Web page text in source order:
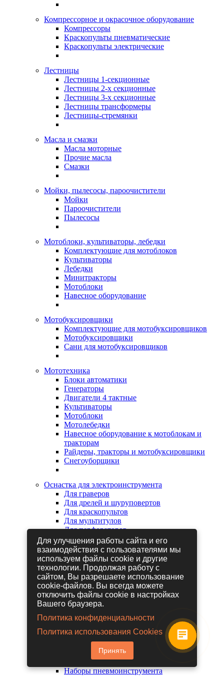
Компрессорное и окрасочное оборудование
Компрессоры
Краскопульты пневматические
Краскопульты электрические
Лестницы
Лестницы 1-секционные
Лестницы 2-х секционные
Лестницы 3-х секционные
Лестницы трансформеры
Лестницы-стремянки
Масла и смазки
Масла моторные
Прочие масла
Смазки
Мойки, пылесосы, пароочистители
Мойки
Пароочистители
Пылесосы
Мотоблоки, культиваторы, лебедки
Комплектующие для мотоблоков
Культиваторы
Лебедки
Минитракторы
Мотоблоки
Навесное оборудование
Мотобуксировщики
Комплектующие для мотобуксировщиков
Мотобуксировщики
Сани для мотобуксировщиков
Мототехника
Блоки автоматики
Генераторы
Двигатели 4 тактные
Культиваторы
Мотоблоки
Мотолебедки
Навесное оборудование к мотоблокам и
тракторам
Райдеры, тракторы и мотобуксировщики
Снегоуборщики
Оснастка для электроинструмента
Для граверов
Для дрелей и шуруповертов
Для краскопультов
Для мультитулов
Для перфораторов
Для сабельных пил
Для строительных фенов
Для фрезеров
Для шлифовальных машин
Для электрических лобзиков
Для электрических ножниц
Для электрических пил
Для электрических рубанков
Гайковерты пневматические
Дрели пневматические
Другие пневмоинструменты
Заклепочники пневматические
Наборы пневмоинструмента
Для улучшения работы сайта и его
взаимодействия с пользователями мы
используем файлы cookie и другие
технологии. Продолжая работу с
сайтом, Вы разрешаете использование
cookie-файлов. Вы всегда можете
отключить файлы cookie в настройках
Вашего браузера.
Политика конфиденциальности
Политика использования Cookies
Принять